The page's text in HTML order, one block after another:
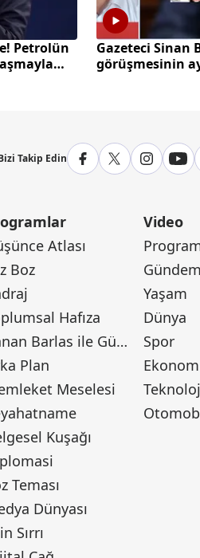
Petrolün
Gazeteci Sinan
görüşmesinin
Takip Edin
Atlası
Boz
Hafıza
Canan Barlas ile Gündem
Plan
Meselesi
Kuşağı
Teması
Dünyası
Sırrı
Video
Gündem
Yaşam
Dünya
Spor